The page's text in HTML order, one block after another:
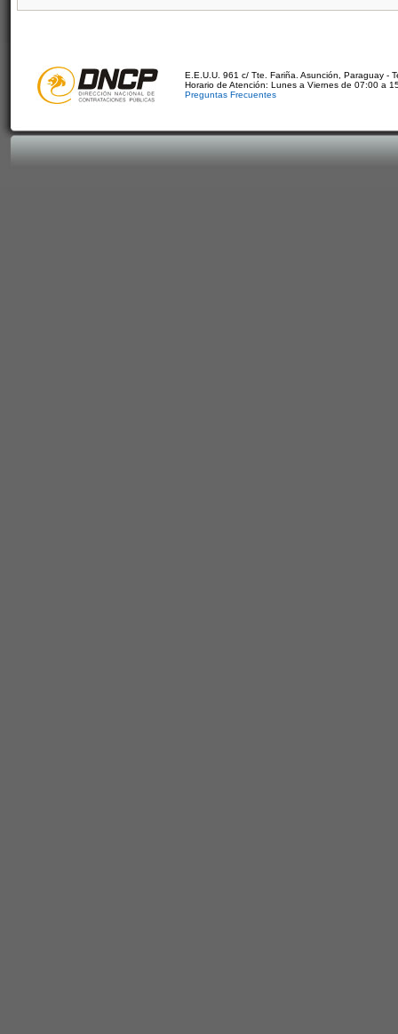
E.E.U.U. 961 c/ Tte. Fariña. Asunción, Paraguay -
Horario de Atención: Lunes a Viernes de 07:00 a
Preguntas Frecuentes